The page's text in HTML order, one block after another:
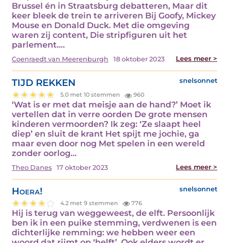
Brussel én in Straatsburg debatteren, Maar dit
keer bleek de trein te arriveren Bij Goofy, Mickey
Mouse en Donald Duck. Met die omgeving
waren zij content, Die stripfiguren uit het
parlement.…
Coenraedt van Meerenburgh 18 oktober 2023 Lees meer >
TIJD REKKEN snelsonnet
5.0 met 10 stemmen 960
‘Wat is er met dat meisje aan de hand?’ Moet ik
vertellen dat in verre oorden De grote mensen
kinderen vermoorden? Ik zeg: ‘Ze slaapt heel
diep’ en sluit de krant Het spijt me jochie, ga
maar even door nog Met spelen in een wereld
zonder oorlog…
Theo Danes 17 oktober 2023 Lees meer >
Hoera! snelsonnet
4.2 met 9 stemmen 776
Hij is terug van weggeweest, de elft. Persoonlijk
ben ik in een puike stemming, verdwenen is een
dichterlijke remming: we hebben weer een